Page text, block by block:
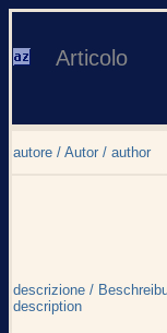
Articolo
autore / Autor / author
descrizione /
description